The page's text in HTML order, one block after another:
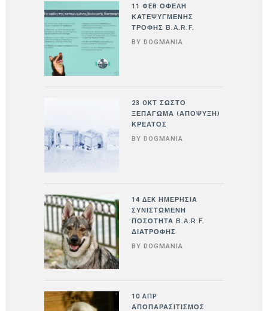
11 ΦΕΒ ΟΦΕΛΗ
ΚΑΤΕΨΥΓΜΕΝΗΣ
ΤΡΟΦΗΣ B.A.R.F.
BY DOGMANIA
23 ΟΚΤ ΣΩΣΤΟ
ΞΕΠΑΓΩΜΑ (ΑΠΟΨΥΞΗ)
ΚΡΕΑΤΟΣ
BY DOGMANIA
14 ΔΕΚ ΗΜΕΡΉΣΙΑ
ΣΥΝΙΣΤΏΜΕΝΗ
ΠΟΣΌΤΗΤΑ B.A.R.F.
ΔΙΑΤΡΟΦΉΣ
BY DOGMANIA
10 ΑΠΡ
ΑΠΟΠΑΡΑΣΙΤΙΣΜΌΣ